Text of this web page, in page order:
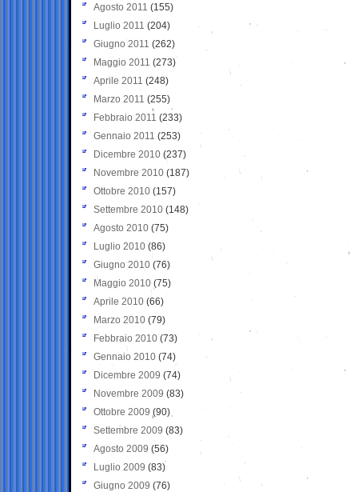
Agosto 2011 (155)
Luglio 2011 (204)
Giugno 2011 (262)
Maggio 2011 (273)
Aprile 2011 (248)
Marzo 2011 (255)
Febbraio 2011 (233)
Gennaio 2011 (253)
Dicembre 2010 (237)
Novembre 2010 (187)
Ottobre 2010 (157)
Settembre 2010 (148)
Agosto 2010 (75)
Luglio 2010 (86)
Giugno 2010 (76)
Maggio 2010 (75)
Aprile 2010 (66)
Marzo 2010 (79)
Febbraio 2010 (73)
Gennaio 2010 (74)
Dicembre 2009 (74)
Novembre 2009 (83)
Ottobre 2009 (90)
Settembre 2009 (83)
Agosto 2009 (56)
Luglio 2009 (83)
Giugno 2009 (76)